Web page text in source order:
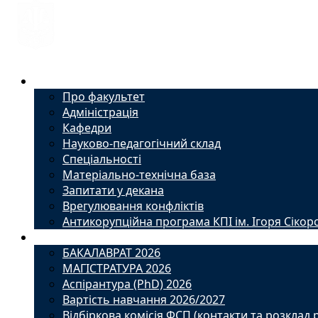
Про факультет
Адміністрація
Кафедри
Науково-педагогічний склад
Спеціальності
Матеріально-технічна база
Запитати у декана
Врегулювання конфліктів
Антикорупційна програма КПІ ім. Ігоря
БАКАЛАВРАТ 2026
МАГІСТРАТУРА 2026
Аспірантура (PhD) 2026
Вартість навчання 2026/2027